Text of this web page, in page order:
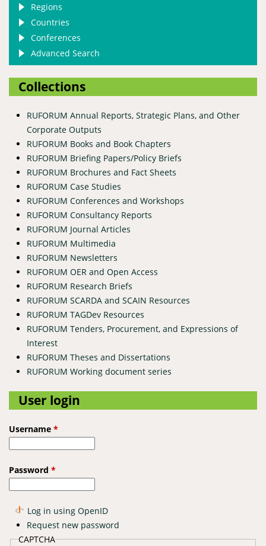
Regions
Countries
Conferences
Advanced Search
Collections
RUFORUM Annual Reports, Strategic Plans, and Other
Corporate Outputs
RUFORUM Books and Book Chapters
RUFORUM Briefing Papers/Policy Briefs
RUFORUM Brochures and Fact Sheets
RUFORUM Case Studies
RUFORUM Conferences and Workshops
RUFORUM Consultancy Reports
RUFORUM Journal Articles
RUFORUM Multimedia
RUFORUM Newsletters
RUFORUM OER and Open Access
RUFORUM Research Briefs
RUFORUM SCARDA and SCAIN Resources
RUFORUM TAGDev Resources
RUFORUM Tenders, Procurement, and Expressions of
Interest
RUFORUM Theses and Dissertations
RUFORUM Working document series
User login
Username *
Password *
Log in using OpenID
Request new password
CAPTCHA